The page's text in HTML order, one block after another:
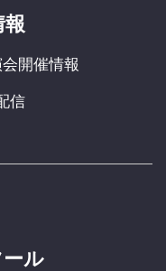
報
開催情報
信
ル